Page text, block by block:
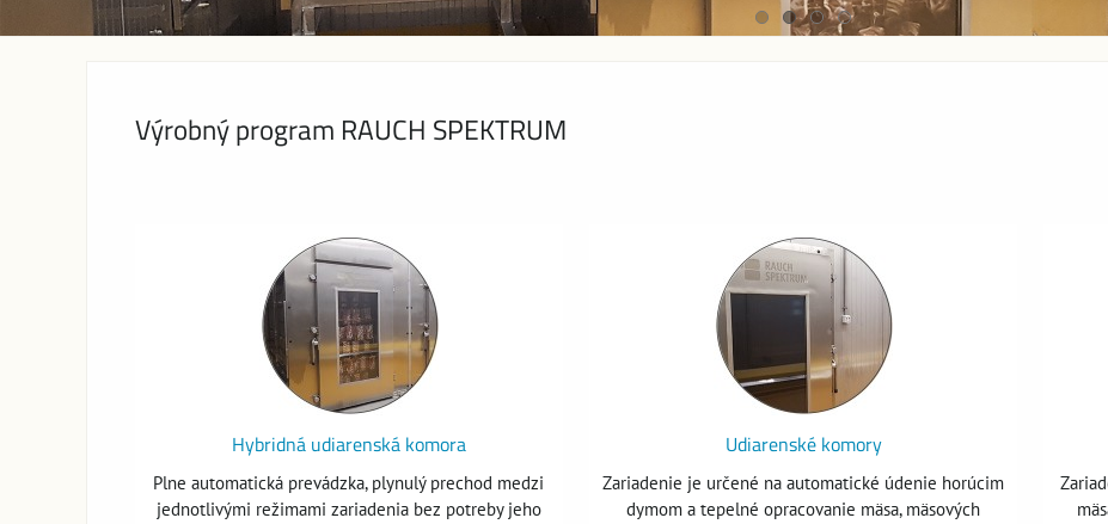
Výrobný program RAUCH SPEKTRUM
Hybridná udiarenská komora
Plne automatická prevádzka, plynulý prechod medzi
jednotlivými režimami zariadenia bez potreby jeho
Udiarenské komory
Zariadenie je určené na automatické údenie horúcim
dymom a tepelné opracovanie mäsa, mäsových